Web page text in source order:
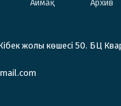
Аймақ Архив
жолы көшесі 50. БЦ